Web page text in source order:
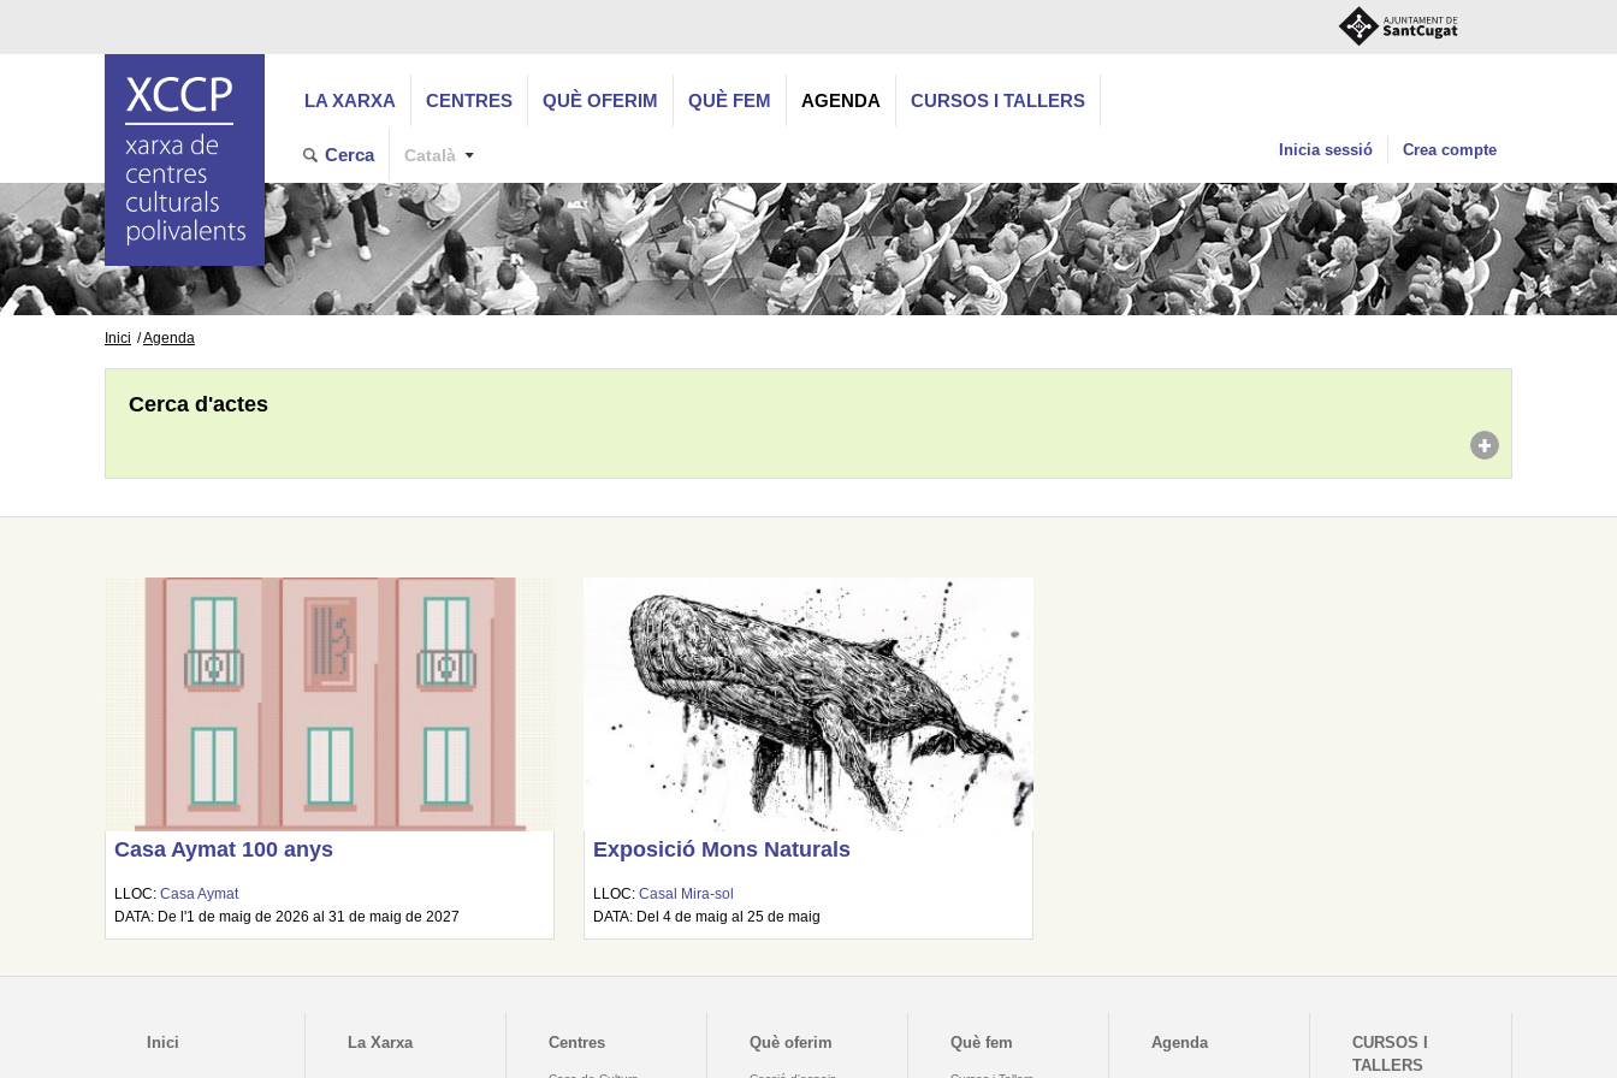
LA XARXA CENTRES QUÈ OFERIM QUÈ FEM AGENDA CURSOS I TALLERS
Cerca Català Inicia sessió Crea compte
Inici Agenda
Cerca d'actes
Casa Aymat 100 anys
LLOC:Casa Aymat
DATA: De l'1 de maig de 2026 al 31 de maig de 2027
Exposició Mons Naturals
LLOC:Casal Mira-sol
DATA: Del 4 de maig al 25 de maig
Inici La Xarxa Centres Què oferim Què fem Agenda
CURSOS I
TALLERS